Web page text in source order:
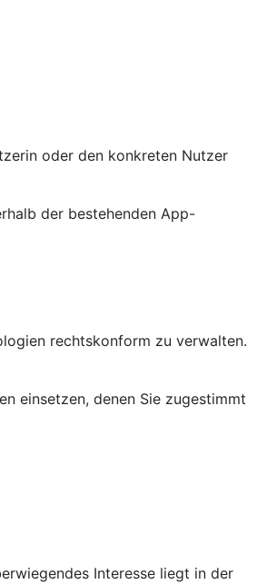
oder den konkreten Nutzer
der bestehenden App-
rechtskonform zu verwalten.
einsetzen, denen Sie zugestimmt
Interesse liegt in der